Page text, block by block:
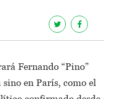
Fernando “Pino”
en París, como el